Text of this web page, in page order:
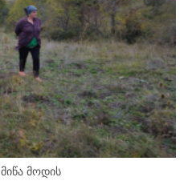
მოდის